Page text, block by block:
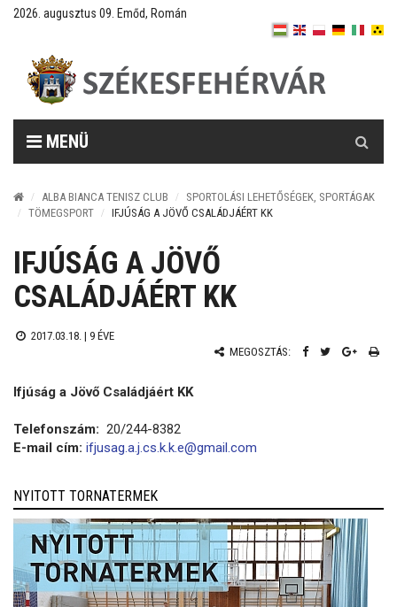
2026. augusztus 09. Emőd, Román
MENÜ
ALBA BIANCA TENISZ CLUB
SPORTOLÁSI LEHETŐSÉGEK, SPORTÁGAK
TÖMEGSPORT
IFJÚSÁG A JÖVŐ CSALÁDJÁÉRT KK
IFJÚSÁG A JÖVŐ
CSALÁDJÁÉRT KK
2017.03.18. | 9 ÉVE
MEGOSZTÁS:
Ifjúság a Jövő Családjáért KK
Telefonszám: 20/244-8382
E-mail cím: ifjusag.a.j.cs.k.k.e@gmail.com
NYITOTT TORNATERMEK